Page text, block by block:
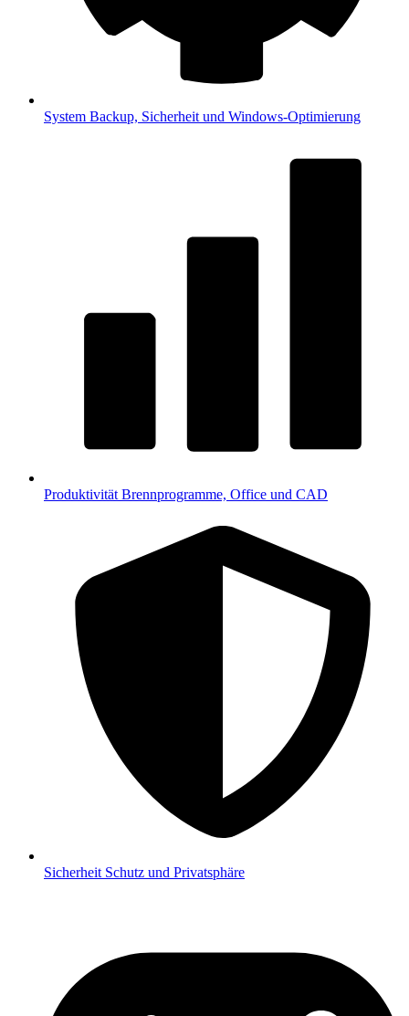
System Backup, Sicherheit und Windows-Optimierung
Produktivität Brennprogramme, Office und CAD
Sicherheit Schutz und Privatsphäre